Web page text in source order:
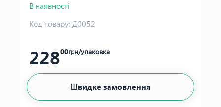
В наявності
Код товару:Д0052
22800грн/упаковка
Швидке замовлення